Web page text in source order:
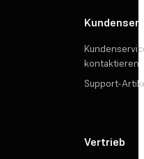
kontaktieren
Support-
Vertrieb